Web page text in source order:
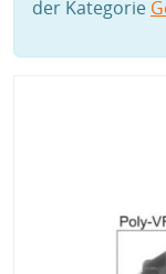
der Kategorie